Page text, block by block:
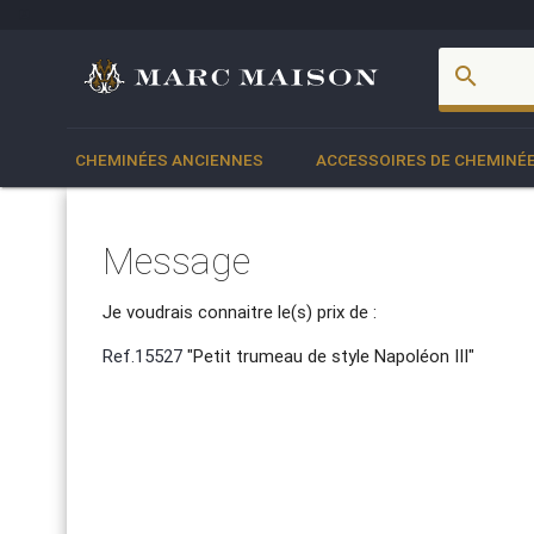
search
CHEMINÉES ANCIENNES ACCESSOIRES DE CHEMINÉE
Message
Je voudrais connaitre le(s) prix de :
Ref.15527 "Petit trumeau de style Napoléon III"